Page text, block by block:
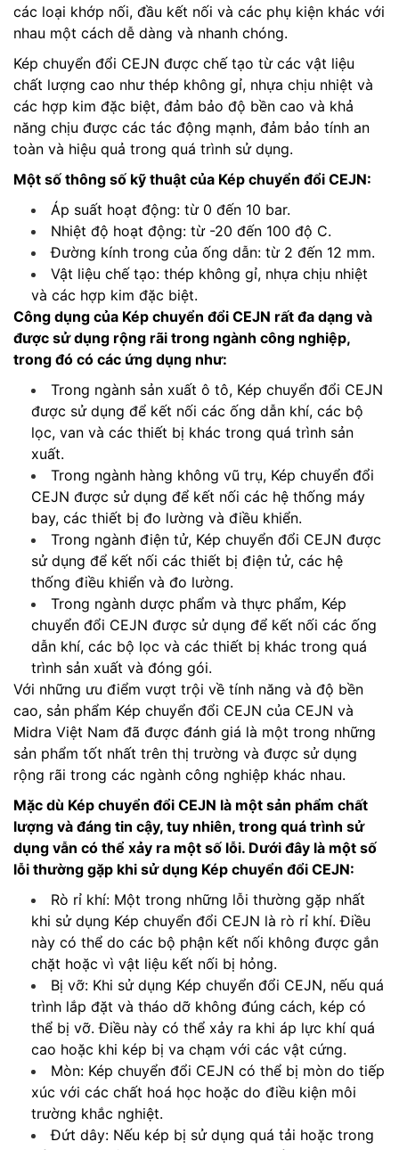
các loại khớp nối, đầu kết nối và các phụ kiện khác với
nhau một cách dễ dàng và nhanh chóng.
Kép chuyển đổi CEJN được chế tạo từ các vật liệu
chất lượng cao như thép không gỉ, nhựa chịu nhiệt và
các hợp kim đặc biệt, đảm bảo độ bền cao và khả
năng chịu được các tác động mạnh, đảm bảo tính an
toàn và hiệu quả trong quá trình sử dụng.
Một số thông số kỹ thuật của Kép chuyển đổi CEJN:
Áp suất hoạt động: từ 0 đến 10 bar.
Nhiệt độ hoạt động: từ -20 đến 100 độ C.
Đường kính trong của ống dẫn: từ 2 đến 12 mm.
Vật liệu chế tạo: thép không gỉ, nhựa chịu nhiệt
và các hợp kim đặc biệt.
Công dụng của Kép chuyển đổi CEJN rất đa dạng và
được sử dụng rộng rãi trong ngành công nghiệp,
trong đó có các ứng dụng như:
Trong ngành sản xuất ô tô, Kép chuyển đổi CEJN
được sử dụng để kết nối các ống dẫn khí, các bộ
lọc, van và các thiết bị khác trong quá trình sản
xuất.
Trong ngành hàng không vũ trụ, Kép chuyển đổi
CEJN được sử dụng để kết nối các hệ thống máy
bay, các thiết bị đo lường và điều khiển.
Trong ngành điện tử, Kép chuyển đổi CEJN được
sử dụng để kết nối các thiết bị điện tử, các hệ
thống điều khiển và đo lường.
Trong ngành dược phẩm và thực phẩm, Kép
chuyển đổi CEJN được sử dụng để kết nối các ống
dẫn khí, các bộ lọc và các thiết bị khác trong quá
trình sản xuất và đóng gói.
Với những ưu điểm vượt trội về tính năng và độ bền
cao, sản phẩm Kép chuyển đổi CEJN của CEJN và
Midra Việt Nam đã được đánh giá là một trong những
sản phẩm tốt nhất trên thị trường và được sử dụng
rộng rãi trong các ngành công nghiệp khác nhau.
Mặc dù Kép chuyển đổi CEJN là một sản phẩm chất
lượng và đáng tin cậy, tuy nhiên, trong quá trình sử
dụng vẫn có thể xảy ra một số lỗi. Dưới đây là một số
lỗi thường gặp khi sử dụng Kép chuyển đổi CEJN:
Rò rỉ khí: Một trong những lỗi thường gặp nhất
khi sử dụng Kép chuyển đổi CEJN là rò rỉ khí. Điều
này có thể do các bộ phận kết nối không được gắn
chặt hoặc vì vật liệu kết nối bị hỏng.
Bị vỡ: Khi sử dụng Kép chuyển đổi CEJN, nếu quá
trình lắp đặt và tháo dỡ không đúng cách, kép có
thể bị vỡ. Điều này có thể xảy ra khi áp lực khí quá
cao hoặc khi kép bị va chạm với các vật cứng.
Mòn: Kép chuyển đổi CEJN có thể bị mòn do tiếp
xúc với các chất hoá học hoặc do điều kiện môi
trường khắc nghiệt.
Đứt dây: Nếu kép bị sử dụng quá tải hoặc trong